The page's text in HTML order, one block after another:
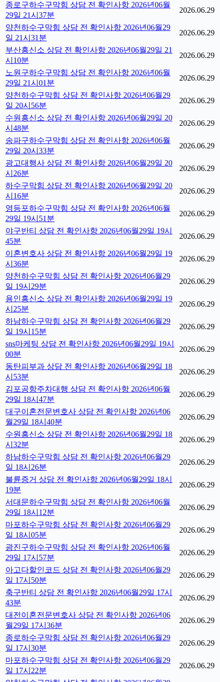
종로구하수구막힘 상담 전 확인사항 2026년06월
29일 21시37분
2026.06.29
양천하수구막힘 상담 전 확인사항 2026년06월29
일 21시31분
2026.06.29
부산흥신소 상담 전 확인사항 2026년06월29일 21
시10분
2026.06.29
노원구하수구막힘 상담 전 확인사항 2026년06월
29일 21시01분
2026.06.29
양천하수구막힘 상담 전 확인사항 2026년06월29
일 20시56분
2026.06.29
수원흥신소 상담 전 확인사항 2026년06월29일 20
시48분
2026.06.29
송파구하수구막힘 상담 전 확인사항 2026년06월
29일 20시33분
2026.06.29
광고대행사 상담 전 확인사항 2026년06월29일 20
시26분
2026.06.29
하수구막힘 상담 전 확인사항 2026년06월29일 20
시16분
2026.06.29
영등포하수구막힘 상담 전 확인사항 2026년06월
29일 19시51분
2026.06.29
야구반티 상담 전 확인사항 2026년06월29일 19시
45분
2026.06.29
이혼변호사 상담 전 확인사항 2026년06월29일 19
시36분
2026.06.29
양천하수구막힘 상담 전 확인사항 2026년06월29
일 19시29분
2026.06.29
용인흥신소 상담 전 확인사항 2026년06월29일 19
시25분
2026.06.29
하남하수구막힘 상담 전 확인사항 2026년06월29
일 19시15분
2026.06.29
sns마케팅 상담 전 확인사항 2026년06월29일 19시
00분
2026.06.29
동탄피부과 상담 전 확인사항 2026년06월29일 18
시53분
2026.06.29
김포공항주차대행 상담 전 확인사항 2026년06월
29일 18시47분
2026.06.29
대구이혼전문변호사 상담 전 확인사항 2026년06
월29일 18시40분
2026.06.29
수원흥신소 상담 전 확인사항 2026년06월29일 18
시32분
2026.06.29
하남하수구막힘 상담 전 확인사항 2026년06월29
일 18시26분
2026.06.29
불륜증거 상담 전 확인사항 2026년06월29일 18시
19분
2026.06.29
서대문하수구막힘 상담 전 확인사항 2026년06월
29일 18시12분
2026.06.29
마포하수구막힘 상담 전 확인사항 2026년06월29
일 18시05분
2026.06.29
광진구하수구막힘 상담 전 확인사항 2026년06월
29일 17시57분
2026.06.29
아고다할인코드 상담 전 확인사항 2026년06월29
일 17시50분
2026.06.29
축구반티 상담 전 확인사항 2026년06월29일 17시
43분
2026.06.29
대전이혼전문변호사 상담 전 확인사항 2026년06
월29일 17시36분
2026.06.29
종로하수구막힘 상담 전 확인사항 2026년06월29
일 17시30분
2026.06.29
마포하수구막힘 상담 전 확인사항 2026년06월29
일 17시22분
2026.06.29